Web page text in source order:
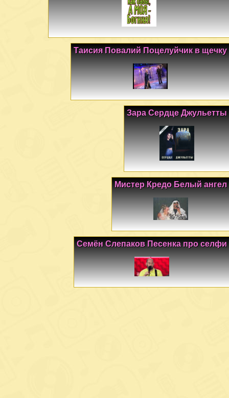
Таисия Повалий Поцелуйчик в щечку
Зара Сердце Джульетты
Мистер Кредо Белый ангел
Семён Слепаков Песенка про селфи